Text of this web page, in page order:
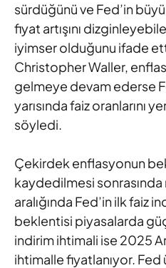
sürdüğünü ve Fed’in
fiyat artışını
iyimser olduğunu ifade
Christopher Waller,
gelmeye devam ederse
yarısında faiz oranlarını
söyledi.
Çekirdek enflasyonun
kaydedilmesi sonrasında
aralığında Fed’in ilk faiz
beklentisi piyasalarda
indirim ihtimali ise 2025
ihtimalle fiyatlanıyor. Fed